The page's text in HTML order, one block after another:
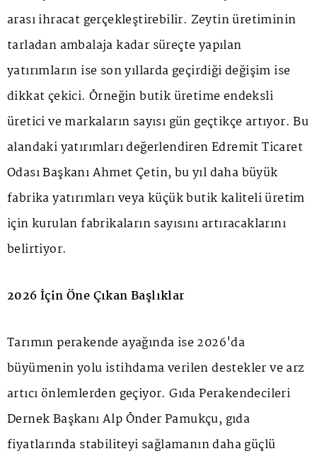
arası ihracat gerçekleştirebilir. Zeytin üretiminin
tarladan ambalaja kadar süreçte yapılan
yatırımların ise son yıllarda geçirdiği değişim ise
dikkat çekici. Örneğin butik üretime endeksli
üretici ve markaların sayısı gün geçtikçe artıyor. Bu
alandaki yatırımları değerlendiren Edremit Ticaret
Odası Başkanı Ahmet Çetin, bu yıl daha büyük
fabrika yatırımları veya küçük butik kaliteli üretim
için kurulan fabrikaların sayısını artıracaklarını
belirtiyor.
2026 İçin Öne Çıkan Başlıklar
Tarımın perakende ayağında ise 2026'da
büyümenin yolu istihdama verilen destekler ve arz
artıcı önlemlerden geçiyor. Gıda Perakendecileri
Dernek Başkanı Alp Önder Pamukçu, gıda
fiyatlarında stabiliteyi sağlamanın daha güçlü